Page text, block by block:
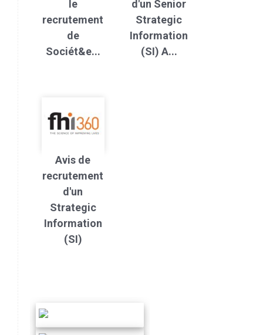
le
recrutement
de
Sociét&e...
d'un Senior
Strategic
Information
(SI) A...
Avis de
recrutement
d'un
Strategic
Information
(SI)